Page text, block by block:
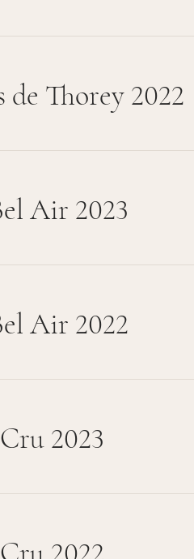
de Thorey 2022
Air 2023
Air 2022
2023